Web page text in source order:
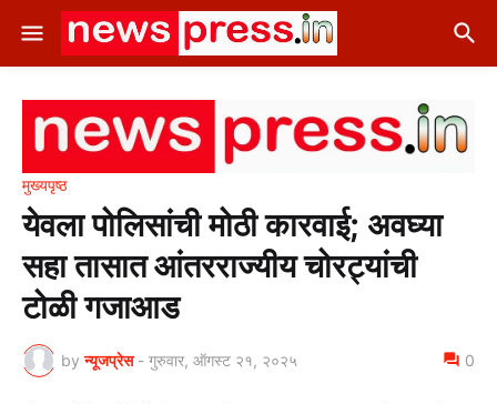
मुख्यपृष्ठ
येवला पोलिसांची मोठी कारवाई; अवघ्या
सहा तासात आंतरराज्यीय चोरट्यांची
टोळी गजाआड
by न्यूजप्रेस - गुरुवार, ऑगस्ट २१, २०२५ 0